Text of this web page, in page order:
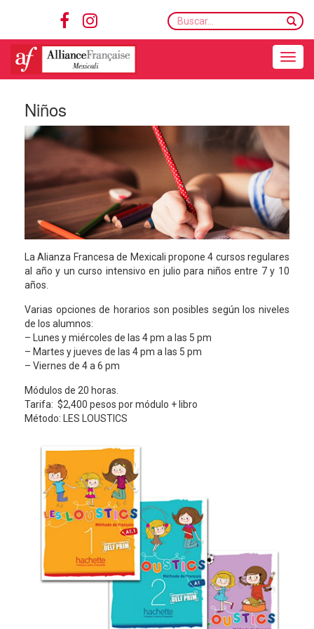
Buscar...
Niños
La Alianza Francesa de Mexicali propone 4 cursos regulares
al año y un curso intensivo en julio para niños entre 7 y 10
años.
Varias opciones de horarios son posibles según los niveles
de los alumnos:
– Lunes y miércoles de las 4 pm a las 5 pm
– Martes y jueves de las 4 pm a las 5 pm
– Viernes de 4 a 6 pm
Módulos de 20 horas.
Tarifa: $2,400 pesos por módulo + libro
Método: LES LOUSTICS